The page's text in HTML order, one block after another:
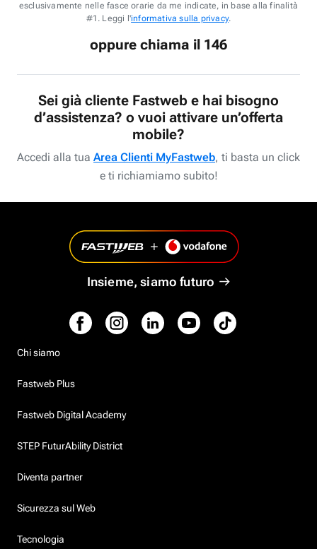
esclusivamente nelle fasce orarie da me indicate, in base alla finalità
#1. Leggi l'informativa sulla privacy.
oppure chiama il 146
Sei già cliente Fastweb e hai bisogno
d’assistenza? o vuoi attivare un’offerta
mobile?
Accedi alla tua Area Clienti MyFastweb, ti basta un click
e ti richiamiamo subito!
Insieme, siamo futuro
Chi siamo
Fastweb Plus
Fastweb Digital Academy
STEP FuturAbility District
Diventa partner
Sicurezza sul Web
Tecnologia